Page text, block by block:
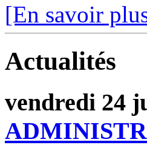
[En savoir
Actualités
vendredi 24